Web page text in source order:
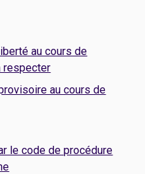
au cours de
respecter
au cours de
le code de procédure